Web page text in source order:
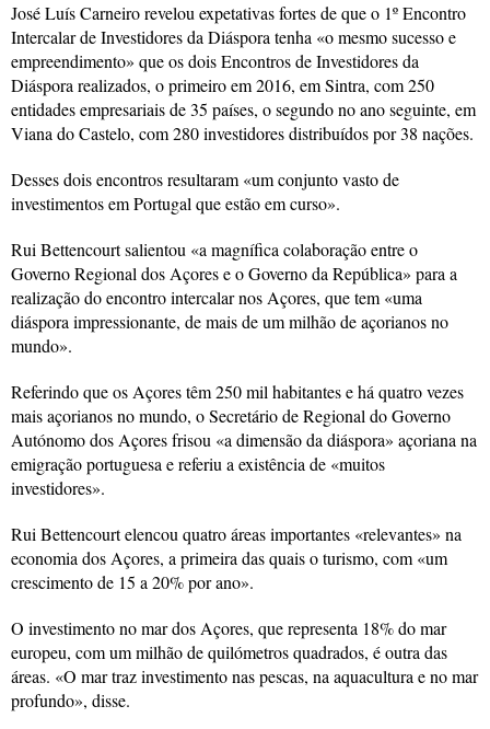
José Luís Carneiro revelou expetativas fortes de que o 1º Encontro
Intercalar de Investidores da Diáspora tenha «o mesmo sucesso e
empreendimento» que os dois Encontros de Investidores da
Diáspora realizados, o primeiro em 2016, em Sintra, com 250
entidades empresariais de 35 países, o segundo no ano seguinte, em
Viana do Castelo, com 280 investidores distribuídos por 38 nações.
Desses dois encontros resultaram «um conjunto vasto de
investimentos em Portugal que estão em curso».
Rui Bettencourt salientou «a magnífica colaboração entre o
Governo Regional dos Açores e o Governo da República» para a
realização do encontro intercalar nos Açores, que tem «uma
diáspora impressionante, de mais de um milhão de açorianos no
mundo».
Referindo que os Açores têm 250 mil habitantes e há quatro vezes
mais açorianos no mundo, o Secretário de Regional do Governo
Autónomo dos Açores frisou «a dimensão da diáspora» açoriana na
emigração portuguesa e referiu a existência de «muitos
investidores».
Rui Bettencourt elencou quatro áreas importantes «relevantes» na
economia dos Açores, a primeira das quais o turismo, com «um
crescimento de 15 a 20% por ano».
O investimento no mar dos Açores, que representa 18% do mar
europeu, com um milhão de quilómetros quadrados, é outra das
áreas. «O mar traz investimento nas pescas, na aquacultura e no mar
profundo», disse.